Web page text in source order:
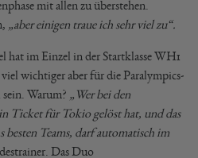
mit allen zu überstehen.
„aber einigen traue ich sehr viel zu“.
hat im Einzel in der Startklasse WH1
wichtiger aber für die Paralympics-
Warum? „Wer bei den
Ticket für Tokio gelöst hat, und das
besten Teams, darf automatisch im
Das Duo